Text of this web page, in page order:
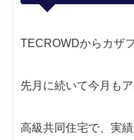
TECROWDからカザ
先月に続いて今月も
高級共同住宅で、実